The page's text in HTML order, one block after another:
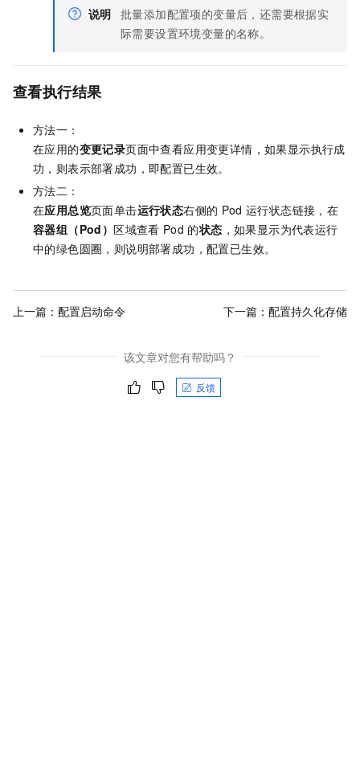
说明 批量添加配置项的变量后，还需要根据实
际需要设置环境变量的名称。
查看执行结果
方法一：
在应用的变更记录页面中查看应用变更详情，如果显示执行成
功，则表示部署成功，即配置已生效。
方法二：
在应用总览页面单击运行状态右侧的 Pod 运行状态链接，在
容器组（Pod）区域查看 Pod 的状态 ，如果显示为代表运行
中的绿色圆圈，则说明部署成功，配置已生效。
上一篇： 配置启动命令 下一篇： 配置持久化存储
该文章对您有帮助吗？
反馈